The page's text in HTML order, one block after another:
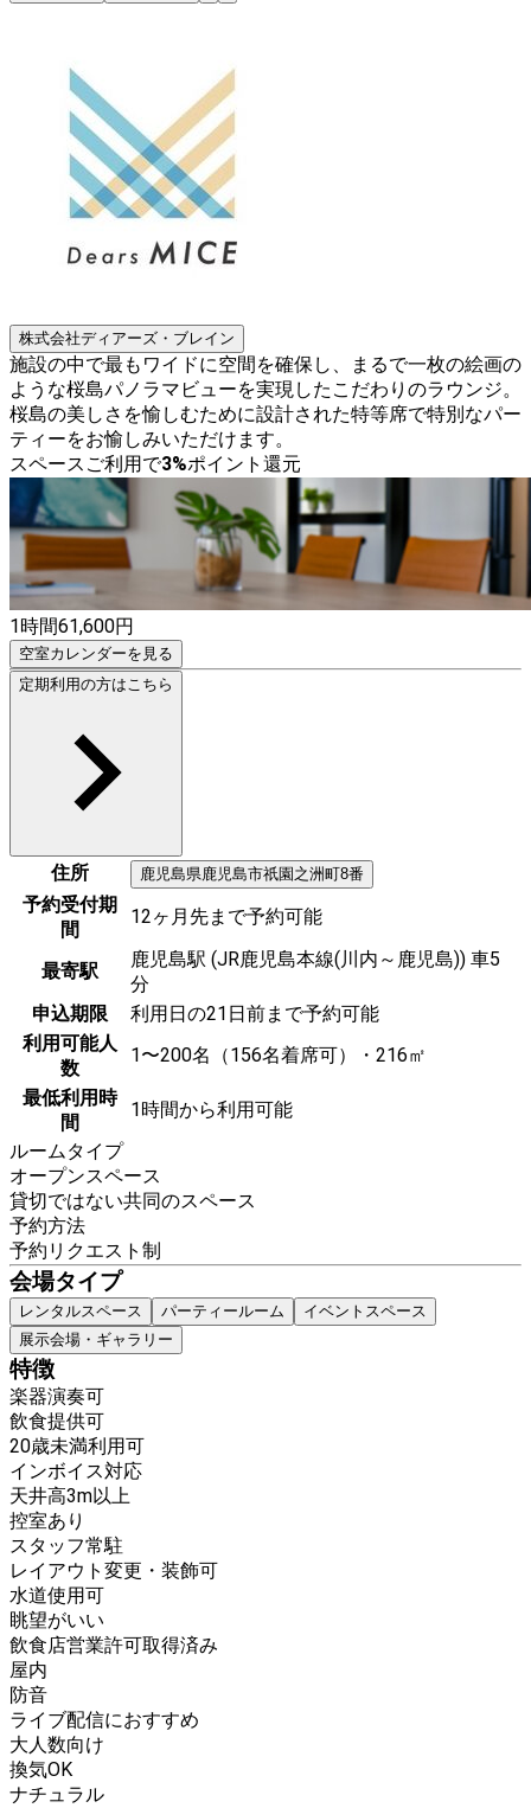
株式会社ディアーズ・ブレイン
施設の中で最もワイドに空間を確保し、まるで一枚の絵画の
ような桜島パノラマビューを実現したこだわりのラウンジ。
桜島の美しさを愉しむために設計された特等席で特別なパー
ティーをお愉しみいただけます。
スペースご利用で3%ポイント還元
1時間61,600円
空室カレンダーを見る
定期利用の方はこちら
住所 鹿児島県鹿児島市祇園之洲町8番
予約受付期
間
12ヶ月先まで予約可能
最寄駅
鹿児島駅 (JR鹿児島本線(川内～鹿児島)) 車5
分
申込期限
利用日の21日前まで予約可能
利用可能人
数
1〜200名（156名着席可）・216㎡
最低利用時
間
1時間から利用可能
ルームタイプ
オープンスペース
貸切ではない共同のスペース
予約方法
予約リクエスト制
会場タイプ
レンタルスペース パーティールーム
イベントスペース
展示会場・ギャラリー
特徴
楽器演奏可
飲食提供可
20歳未満利用可
インボイス対応
天井高3m以上
控室あり
スタッフ常駐
レイアウト変更・装飾可
水道使用可
眺望がいい
飲食店営業許可取得済み
屋内
防音
ライブ配信におすすめ
大人数向け
換気OK
ナチュラル